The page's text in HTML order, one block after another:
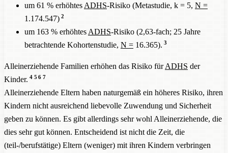
um 61 % erhöhtes ADHS-Risiko (Metastudie, k = 5, N =
1.174.547) 2
um 163 % erhöhtes ADHS-Risiko (2,63-fach; 25 Jahre
betrachtende Kohortenstudie, N = 16.365). 3
Alleinerziehende Familien erhöhen das Risiko fürADHS der
Kinder. 4 5 6 7
Alleinerziehende Eltern haben naturgemäß ein höheres Risiko, ihren
Kindern nicht ausreichend liebevolle Zuwendung und Sicherheit
geben zu können. Es gibt allerdings sehr wohl Alleinerziehende, die
dies sehr gut können. Entscheidend ist nicht die Zeit, die
(teil-/berufstätige) Eltern (weniger) mit ihren Kindern verbringen